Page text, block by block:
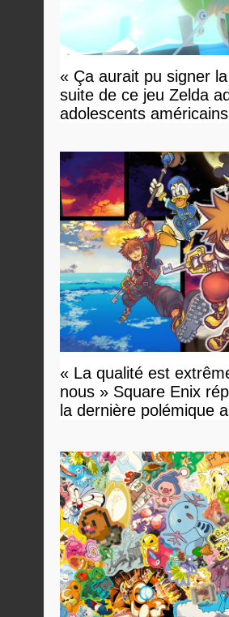
« Ça aurait pu signer
suite de ce jeu Zelda
adolescents
« La qualité est
nous » Square Enix
la dernière polémique